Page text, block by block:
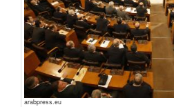
arabpress.eu